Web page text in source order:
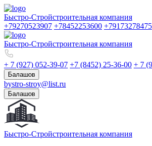
Быстро-Стройстроительная компания
+79270523907 +78452253600 +79173278475
Быстро-Стройстроительная компания
+ 7 (927) 052-39-07 +7 (8452) 25-36-00 + 7
Балашов
bystro-stroy@list.ru
Балашов
Быстро-Стройстроительная компания